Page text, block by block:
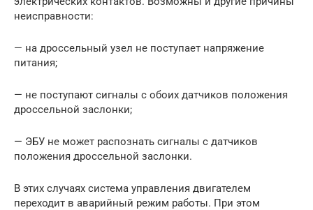
неисправности:
— на дроссельный узел не поступает напряжение
питания;
— не поступают сигналы с обоих датчиков положения
дроссельной заслонки;
— ЭБУ не может распознать сигналы с датчиков
положения дроссельной заслонки.
В этих случаях система управления двигателем
переходит в аварийный режим работы. При этом